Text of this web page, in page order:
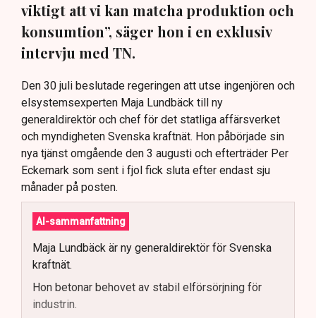
viktigt att vi kan matcha produktion och
konsumtion”, säger hon i en exklusiv
intervju med TN.
Den 30 juli beslutade regeringen att utse ingenjören och
elsystemsexperten Maja Lundbäck till ny
generaldirektör och chef för det statliga affärsverket
och myndigheten Svenska kraftnät. Hon påbörjade sin
nya tjänst omgående den 3 augusti och efterträder Per
Eckemark som sent i fjol fick sluta efter endast sju
månader på posten.
AI-sammanfattning
Maja Lundbäck är ny generaldirektör för Svenska
kraftnät.
Hon betonar behovet av stabil elförsörjning för
industrin.